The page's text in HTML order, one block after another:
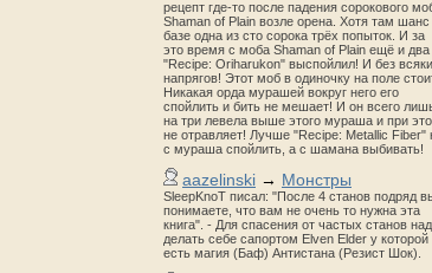
рецепт где-то после падения сорокового
Shaman of Plain возле орена. Хотя там шанс
базе одна из сто сорока трёх попыток. И за
это время с моба Shaman of Plain ещё и два
"Recipe: Oriharukon" выспойлил! И без
напрягов! Этот моб в одиночку на поле
Никакая орда мурашей вокруг него его
спойлить и бить не мешает! И он всего
на три левела выше этого мураша и при
не отравляет! Лучше "Recipe: Metallic Fiber"
с мураша спойлить, а с шамана выбивать!
aazelinski → Монстры
SleepKnoT писал: "После 4 станов подряд
понимаете, что вам не очень то нужна эта
книга". - Для спасения от частых станов
делать себе сапортом Elven Elder у которой
есть магия (Баф) Антистана (Резист Шок).